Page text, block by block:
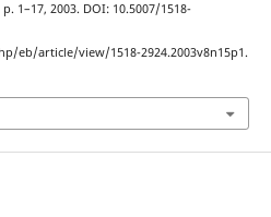
1–17, 2003. DOI: 10.5007/1518-
eb/article/view/1518-2924.2003v8n15p1.